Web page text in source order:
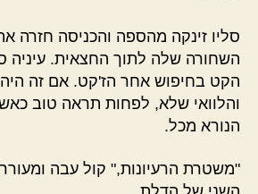
סליו זינקה מהספה והכניסה חזרה
השחורה שלה לתוך החצאית. עיניה
הקט בחיפוש אחר הז'קט. אם זה
והלוואי שלא, לפחות תראה טוב
הנורא מכל.
"משטרת הרעיונות," קול עבה